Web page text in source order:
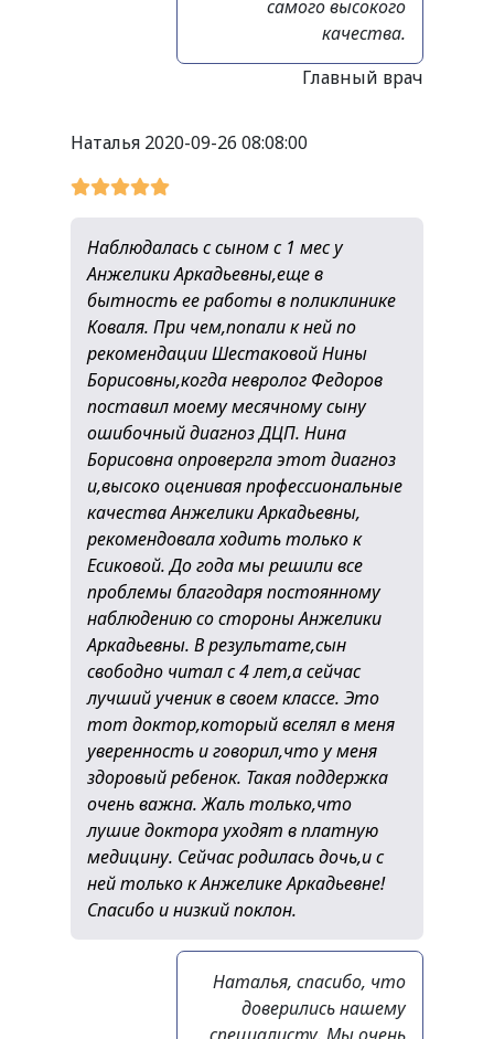
самого высокого
качества.
Главный врач
Наталья 2020-09-26 08:08:00
Наблюдалась с сыном с 1 мес у
Анжелики Аркадьевны,еще в
бытность ее работы в поликлинике
Коваля. При чем,попали к ней по
рекомендации Шестаковой Нины
Борисовны,когда невролог Федоров
поставил моему месячному сыну
ошибочный диагноз ДЦП. Нина
Борисовна опровергла этот диагноз
и,высоко оценивая профессиональные
качества Анжелики Аркадьевны,
рекомендовала ходить только к
Есиковой. До года мы решили все
проблемы благодаря постоянному
наблюдению со стороны Анжелики
Аркадьевны. В результате,сын
свободно читал с 4 лет,а сейчас
лучший ученик в своем классе. Это
тот доктор,который вселял в меня
уверенность и говорил,что у меня
здоровый ребенок. Такая поддержка
очень важна. Жаль только,что
лушие доктора уходят в платную
медицину. Сейчас родилась дочь,и с
ней только к Анжелике Аркадьевне!
Спасибо и низкий поклон.
Наталья, спасибо, что
доверились нашему